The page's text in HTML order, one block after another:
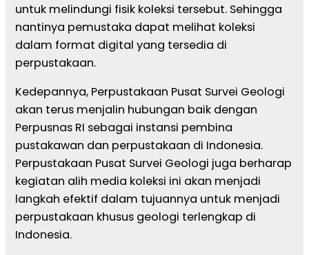
untuk melindungi fisik koleksi tersebut. Sehingga
nantinya pemustaka dapat melihat koleksi
dalam format digital yang tersedia di
perpustakaan.
Kedepannya, Perpustakaan Pusat Survei Geologi
akan terus menjalin hubungan baik dengan
Perpusnas RI sebagai instansi pembina
pustakawan dan perpustakaan di Indonesia.
Perpustakaan Pusat Survei Geologi juga berharap
kegiatan alih media koleksi ini akan menjadi
langkah efektif dalam tujuannya untuk menjadi
perpustakaan khusus geologi terlengkap di
Indonesia.